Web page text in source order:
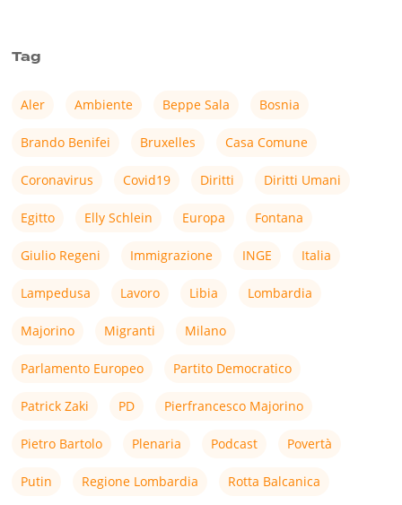
Tag
Aler Ambiente Beppe Sala Bosnia
Brando Benifei Bruxelles Casa Comune
Coronavirus Covid19 Diritti Diritti Umani
Egitto Elly Schlein Europa Fontana
Giulio Regeni Immigrazione INGE Italia
Lampedusa Lavoro Libia Lombardia
Majorino Migranti Milano
Parlamento Europeo Partito Democratico
Patrick Zaki PD Pierfrancesco Majorino
Pietro Bartolo Plenaria Podcast Povertà
Putin Regione Lombardia Rotta Balcanica